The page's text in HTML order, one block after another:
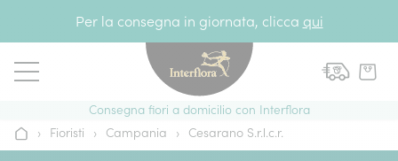
Per la consegna in giornata, clicca qui
Consegna fiori a domicilio con Interflora
Home› Fioristi › Campania › Cesarano S.r.l.c.r.